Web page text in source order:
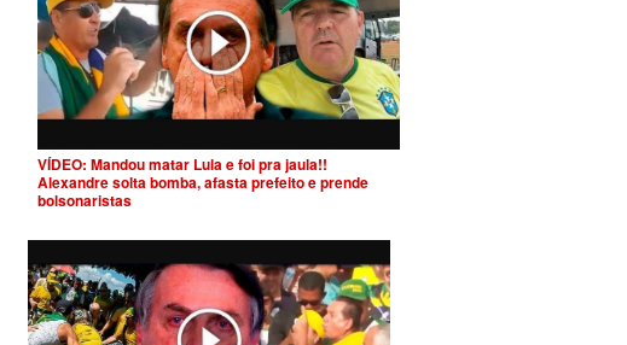
VÍDEO: Mandou matar Lula e foi pra jaula!!
Alexandre solta bomba, afasta prefeito e prende
bolsonaristas